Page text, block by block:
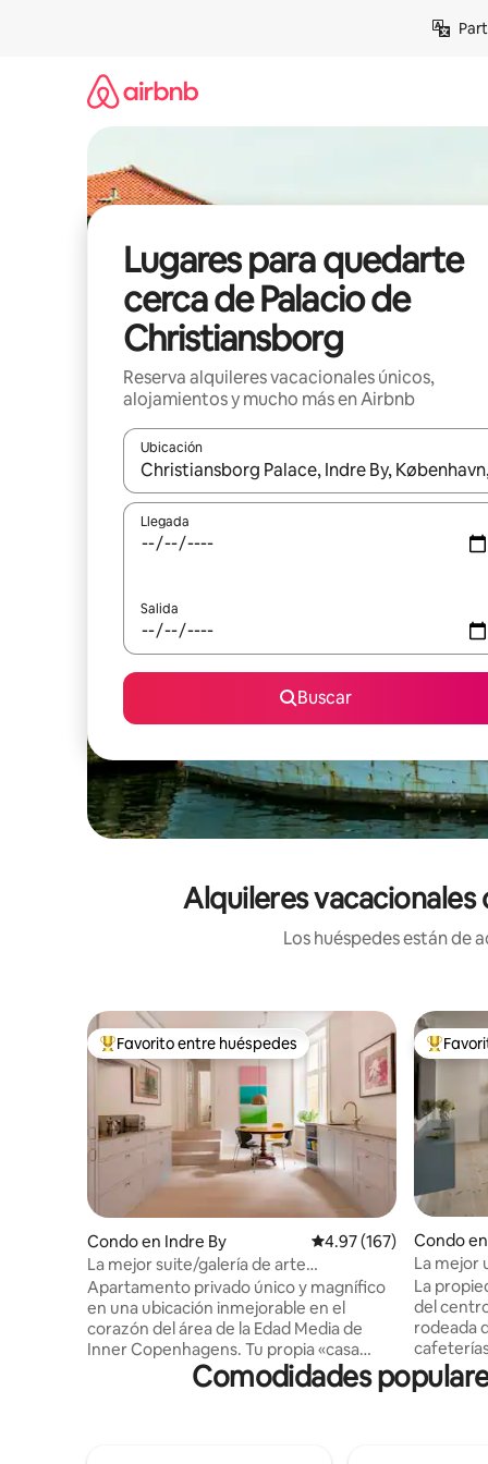
Lugares para quedarte
cerca de Palacio de
Christiansborg
Reserva alquileres vacacionales únicos,
alojamientos y mucho más en Airbnb
Ubicación
Cuando los resultados estén disponibles,
Llegada
Salida
Buscar
Alquileres vacacionales
Los huéspedes están de
Favorito entre huéspedes preferido
Favorito entre huéspedes
Condo en Indre By Calificación promedio:
4.97 (167)
La mejor suite/galería de arte
céntrica/privada de lujo
Apartamento privado único y magnífico
en una ubicación inmejorable en el
corazón del área de la Edad Media de
Inner Copenhagens. Tu propia «casa
adosada» con entrada privada desde una
calle lateral tranquila. Un lujo de alta
Condo
La mejor
grandes
La
del
rodeada
únicas. A
Comodidades